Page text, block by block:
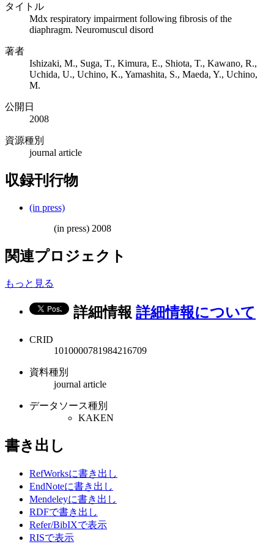
タイトル
Mdx respiratory impairment following fibrosis of the
diaphragm. Neuromuscul disord
著者
Ishizaki, M., Suga, T., Kimura, E., Shiota, T., Kawano, R.,
Uchida, U., Uchino, K., Yamashita, S., Maeda, Y., Uchino,
M.
公開日
2008
資源種別
journal article
収録刊行物
(in press)
(in press) 2008
関連プロジェクト
もっと見る
詳細情報 詳細情報について
CRID
1010000781984216709
資料種別
journal article
データソース種別
KAKEN
書き出し
RefWorksに書き出し
EndNoteに書き出し
Mendeleyに書き出し
RDFで書き出し
Refer/BibIXで表示
RISで表示